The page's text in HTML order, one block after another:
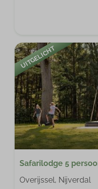
UITGELICHT
Safarilodge 5
Overijssel, Nijverdal